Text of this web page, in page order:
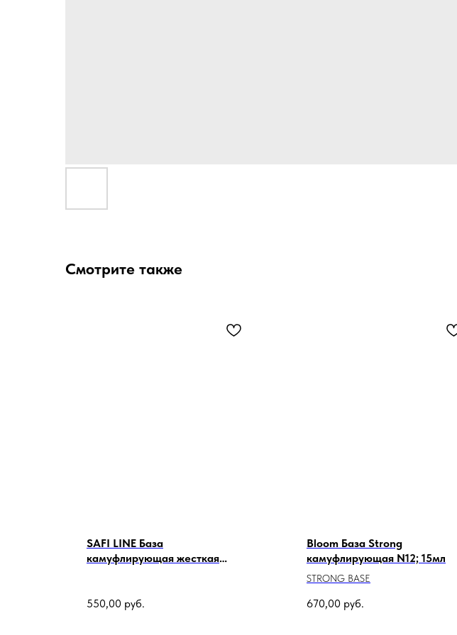
Смотрите также
SAFI LINE База
камуфлирующая жесткая
550,00 руб.
Bloom База Strong
камуфлирующая N12; 15мл
STRONG BASE
670,00 руб.